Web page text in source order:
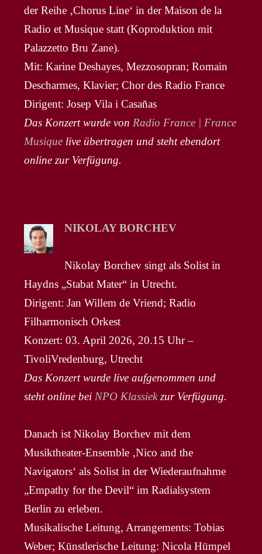
der Reihe ‚Chorus Line‘ in der Maison de la
Radio et Musique statt (Koproduktion mit
Palazzetto Bru Zane).
Mit: Karine Deshayes, Mezzosopran; Romain
Descharmes, Klavier; Chor des Radio France
Dirigent: Josep Vila i Casañas
Das Konzert wurde von Radio France | France
Musique live übertragen und steht ebendort
online zur Verfügung.
NIKOLAY BORCHEV
Nikolay Borchev singt als Solist in
Haydns „Stabat Mater“ in Utrecht.
Dirigent: Jan Willem de Vriend; Radio
Filharmonisch Orkest
Konzert: 03. April 2026, 20.15 Uhr –
TivoliVredenburg, Utrecht
Das Konzert wurde live aufgenommen und
steht online bei NPO Klassiekzur Verfügung.
Danach ist Nikolay Borchev mit dem
Musiktheater-Ensemble ‚Nico and the
Navigators‘ als Solist in der Wiederaufnahme
„Empathy for the Devil“ im Radialsystem
Berlin zu erleben.
Musikalische Leitung, Arrangements: Tobias
Weber; Künstlerische Leitung: Nicola Hümpel